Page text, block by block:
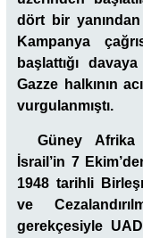
dört bir
Kampanya
başlattığı
Gazze halkının
vurgulanmıştı.
Güney Afrika
İsrail’in 7
1948 tarihli
ve
gerekçesiyle